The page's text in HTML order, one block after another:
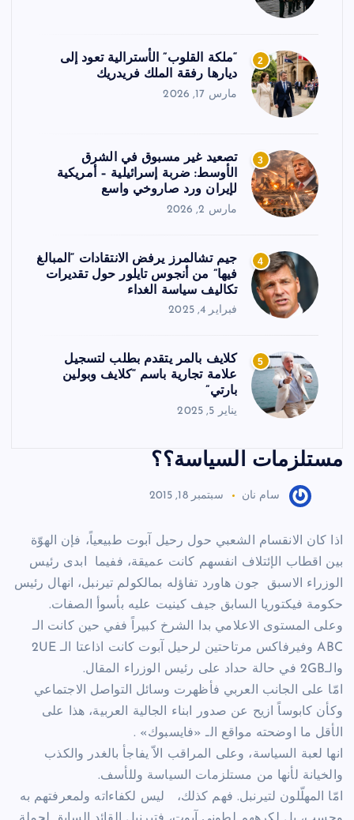
2
“ملكة القلوب” الأسترالية تعود إلى
ديارها رفقة الملك فريدريك
مارس 17, 2026
3
تصعيد غير مسبوق في الشرق
الأوسط: ضربة إسرائيلية – أمريكية
لإيران ورد صاروخي واسع
مارس 2, 2026
4
جيم تشالمرز يرفض الانتقادات “المبالغ
فيها” من أنجوس تايلور حول تقديرات
تكاليف سياسة الغداء
فبراير 4, 2025
5
كلايف بالمر يتقدم بطلب لتسجيل
علامة تجارية باسم “كلايف وبولين
بارتي”
يناير 5, 2025
مستلزمات السياسة؟؟
سام نان سبتمبر 18, 2015
اذا كان الانقسام الشعبي حول رحيل آبوت طبيعياً، فإن الهوّة
بين اقطاب الإئتلاف انفسهم كانت عميقة، ففيما ابدى رئيس
الوزراء الاسبق جون هاورد تفاؤله بمالكولم تيرنبل، انهال رئيس
حكومة فيكتوريا السابق جيف كينيت عليه بأسوأ الصفات.
وعلى المستوى الاعلامي بدا الشرخ كبيراً ففي حين كانت الـ
ABC وفيرفاكس مرتاحتين لرحيل آبوت كانت اذاعتا الـ 2UE
والـ2GB في حالة حداد على رئيس الوزراء المقال.
امّا على الجانب العربي فأظهرت وسائل التواصل الاجتماعي
وكأن كابوساً ازيح عن صدور ابناء الجالية العربية، هذا على
الأقل ما اوضحته مواقع الـ «فايسبوك» .
انها لعبة السياسة، وعلى المراقب الاّ يفاجأ بالغدر والكذب
والخيانة لأنها من مستلزمات السياسة وللأسف.
امّا المهلّلون لتيرنبل. فهم كذلك، ليس لكفاءاته ولمعرفتهم به